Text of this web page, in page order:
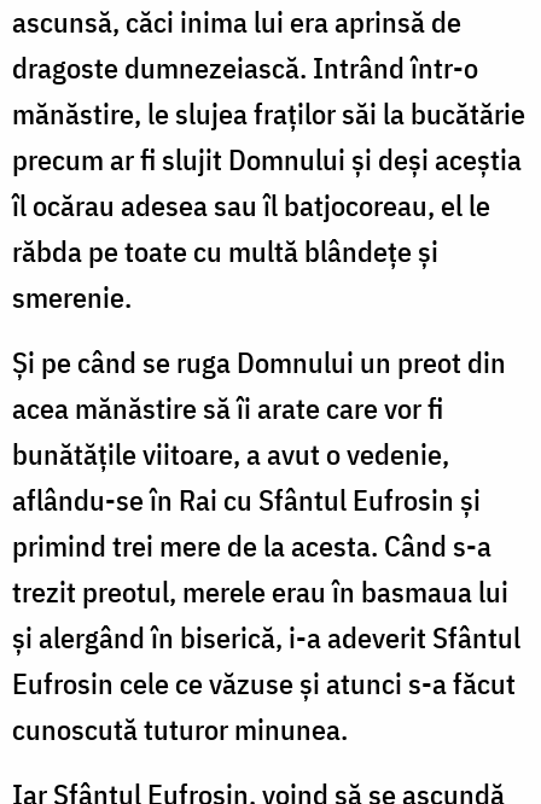
ascunsă, căci inima lui era aprinsă de
dragoste dumnezeiască. Intrând într-o
mănăstire, le slujea fraților săi la bucătărie
precum ar fi slujit Domnului și deși aceștia
îl ocărau adesea sau îl batjocoreau, el le
răbda pe toate cu multă blândețe și
smerenie.
Și pe când se ruga Domnului un preot din
acea mănăstire să îi arate care vor fi
bunătățile viitoare, a avut o vedenie,
aflându-se în Rai cu Sfântul Eufrosin și
primind trei mere de la acesta. Când s-a
trezit preotul, merele erau în basmaua lui
și alergând în biserică, i-a adeverit Sfântul
Eufrosin cele ce văzuse și atunci s-a făcut
cunoscută tuturor minunea.
Iar Sfântul Eufrosin, voind să se ascundă